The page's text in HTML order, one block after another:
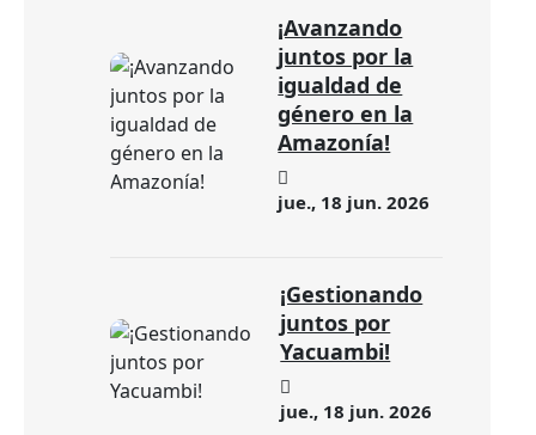
¡Avanzando
juntos por la
igualdad de
género en la
Amazonía!
jue., 18 jun. 2026
¡Gestionando
juntos por
Yacuambi!
jue., 18 jun. 2026